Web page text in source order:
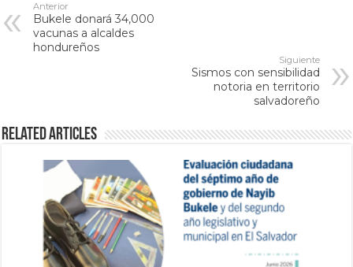
Anterior
Bukele donará 34,000
vacunas a alcaldes
hondureños
Siguiente
Sismos con sensibilidad
notoria en territorio
salvadoreño
Related Articles